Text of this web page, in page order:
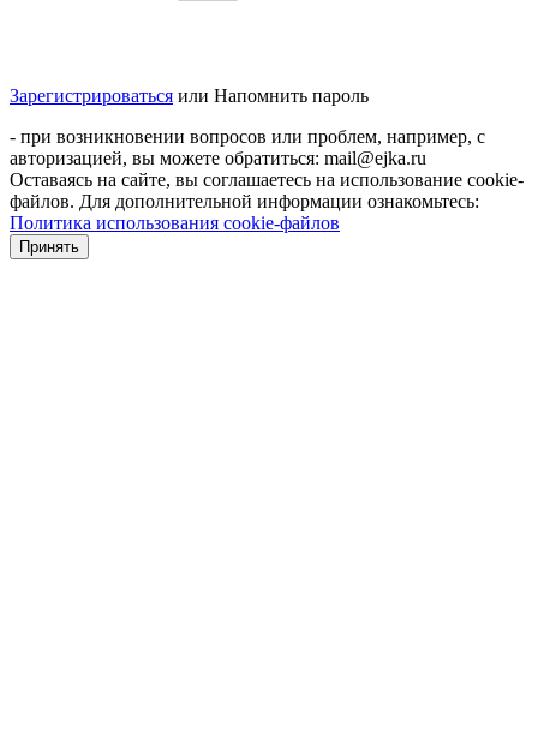
Зарегистрироваться или Напомнить пароль
- при возникновении вопросов или проблем, например, с
авторизацией, вы можете обратиться: mail@ejka.ru
Оставаясь на сайте, вы соглашаетесь на использование cookie-
файлов. Для дополнительной информации ознакомьтесь:
Политика использования cookie-файлов
Принять